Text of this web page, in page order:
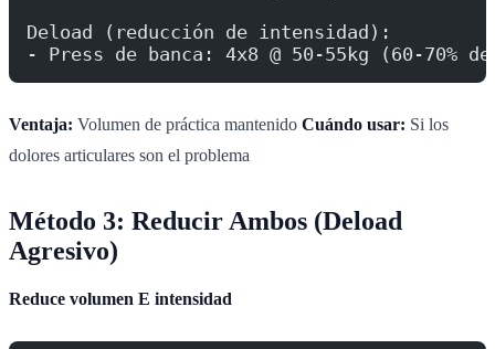
Deload (reducción de intensidad):
- Press de banca: 4x8 @ 50-55kg (60-70%
Ventaja: Volumen de práctica mantenido Cuándo usar: Si los
dolores articulares son el problema
Método 3: Reducir Ambos (Deload
Agresivo)
Reduce volumen E intensidad